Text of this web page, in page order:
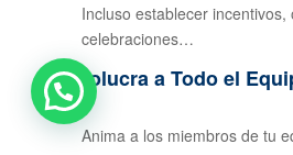
Incluso establecer incentivos,
celebraciones…
Involucra a Todo el
Anima a los miembros de tu